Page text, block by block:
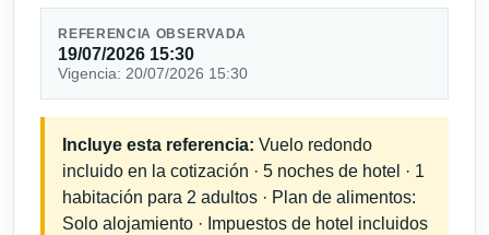
REFERENCIA OBSERVADA
19/07/2026 15:30
Vigencia: 20/07/2026 15:30
Incluye esta referencia: Vuelo redondo
incluido en la cotización · 5 noches de hotel · 1
habitación para 2 adultos · Plan de alimentos:
Solo alojamiento · Impuestos de hotel incluidos